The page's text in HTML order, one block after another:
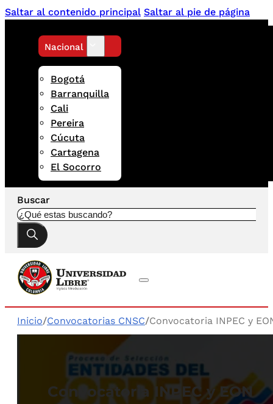
Saltar al contenido principal Saltar al pie de página
Nacional
Bogotá
Barranquilla
Cali
Pereira
Cúcuta
Cartagena
El Socorro
Buscar
Inicio/Convocatorias CNSC/Convocatoria INPEC y
Convocatoria INPEC y EON